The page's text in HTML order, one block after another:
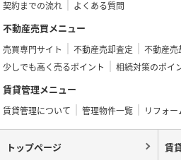
契約までの流れ
よくある質問
不動産売買メニュー
売買専門サイト 不動産売却査定 不動産売
少しでも高く売るポイント
相続対策のポイ
賃貸管理メニュー
賃貸管理について 管理物件一覧 リフォー
トップページ 賃